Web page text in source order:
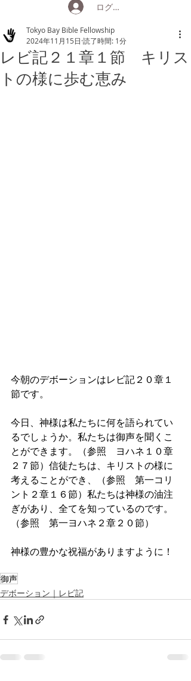
ログイン
レビ記２１章１節 キリス
トの様に歩む恵み
Tokyo Bay Bible Fellowship
2024年11月15日 読了時間: 1分
今朝のデボーションはレビ記２０章１
節です。
今日、神様は私たちに何を語られてい
るでしょうか。私たちは御声を聞くこ
とができます。（参照　ヨハネ１０章
２７節）信徒たちは、キリストの様に
考えることができ、（参照　第一コリ
ント２章１６節）私たちは神様の油注
ぎがあり、全てを知っているのです。
（参照　第一ヨハネ２章２０節）
神様の豊かな祝福がありますように！
御声
デボーション｜レビ記